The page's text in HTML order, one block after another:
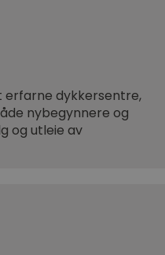
erfarne dykkersentre,
nybegynnere og
og utleie av